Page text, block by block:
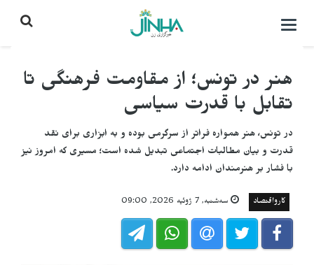
باز
هنر در تونس؛ از مقاومت فرهنگی تا
تقابل با قدرت سیاسی
در تونس، هنر همواره فراتر از سرگرمی بوده و به ابزاری برای نقد
قدرت و بیان مطالبات اجتماعی تبدیل شده است؛ مسیری که امروز نیز
با فشار بر هنرمندان ادامه دارد.
کارواقتصاد سه‌شنبه, 7 ژوئیه 2026, 09:00